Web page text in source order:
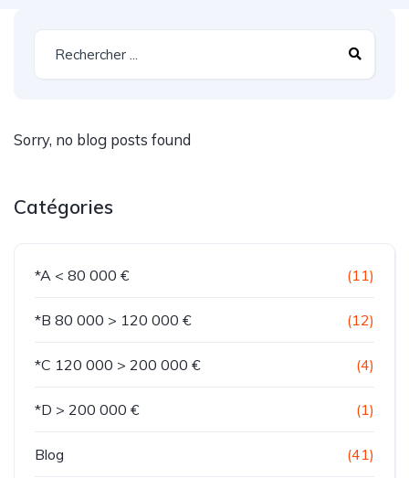
Sorry, no blog posts found
Catégories
*A < 80 000 € (11)
*B 80 000 > 120 000 € (12)
*C 120 000 > 200 000 € (4)
*D > 200 000 € (1)
Blog (41)